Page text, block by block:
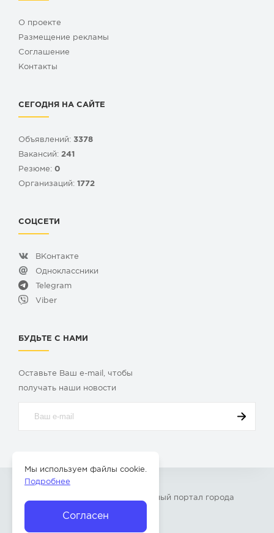
О проекте
Размещение рекламы
Cоглашение
Контакты
СЕГОДНЯ НА САЙТЕ
Объявлений: 3378
Вакансий: 241
Резюме: 0
Организаций: 1772
СОЦСЕТИ
ВКонтакте
Одноклассники
Telegram
Viber
БУДЬТЕ С НАМИ
Оставьте Ваш e-mail, чтобы
получать наши новости
» – Главный портал города
Согласен
Мы используем файлы cookie.
Подробнее